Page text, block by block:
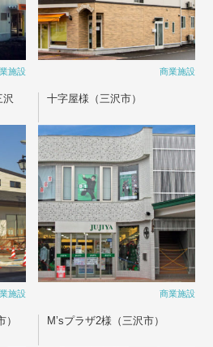
施設 商業施設
沢
施設
十字屋様（三沢市）
商業施設
M’sプラザ2様（三沢市）